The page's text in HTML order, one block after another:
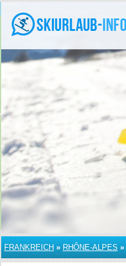
FRANKREICH » RHÔNE-ALPES »